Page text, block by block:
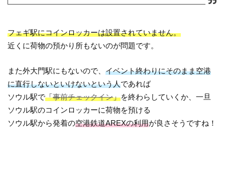
フェギ駅にコインロッカーは設置されていません。
近くに荷物の預かり所もないのが問題です。
また外大門駅にもないので、イベント終わりにそのまま空港
に直行しないといけないという人であれば
ソウル駅で「事前チェックイン」を終わらしていくか、一旦
ソウル駅のコインロッカーに荷物を預ける
ソウル駅から発着の空港鉄道AREXの利用が良さそうですね！